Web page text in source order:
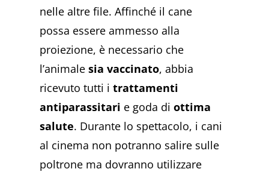
nelle altre file. Affinché il cane
possa essere ammesso alla
proiezione, è necessario che
l’animalesia vaccinato, abbia
ricevuto tutti itrattamenti
antiparassitari e goda diottima
salute. Durante lo spettacolo, i cani
al cinema non potranno salire sulle
poltrone ma dovranno utilizzare